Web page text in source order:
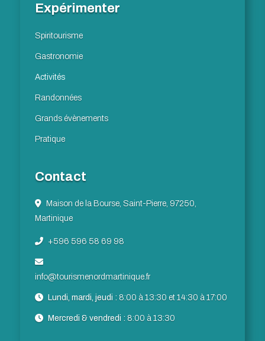
Expérimenter
Spiritourisme
Gastronomie
Activités
Randonnées
Grands évènements
Pratique
Contact
Maison de la Bourse, Saint-Pierre, 97250,
Martinique
+596 596 58 69 98
info@tourismenordmartinique.fr
Lundi, mardi, jeudi : 8:00 à 13:30 et 14:30 à 17:00
Mercredi & vendredi : 8:00 à 13:30